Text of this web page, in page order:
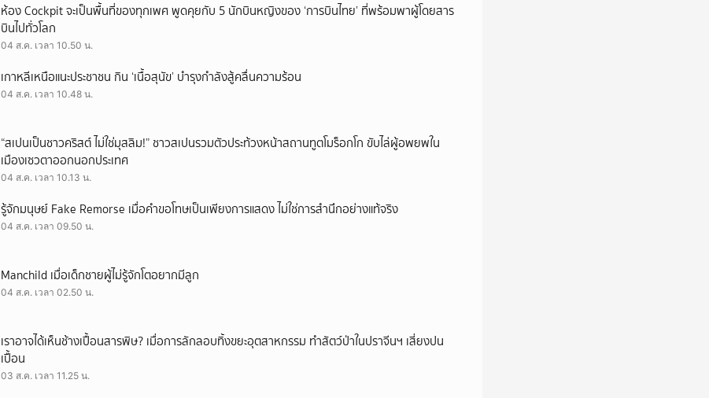
ห้อง Cockpit จะเป็นพื้นที่ของทุกเพศ พูดคุยกับ 5 นักบินหญิงของ ‘การบินไทย’ ที่พร้อมพาผู้โดยสาร
บินไปทั่วโลก
04 ส.ค. เวลา 10.50 น.
เกาหลีเหนือแนะประชาชน กิน ‘เนื้อสุนัข’ บำรุงกำลังสู้คลื่นความร้อน
04 ส.ค. เวลา 10.48 น.
“สเปนเป็นชาวคริสต์ ไม่ใช่มุสลิม!” ชาวสเปนรวมตัวประท้วงหน้าสถานทูตโมร็อกโก ขับไล่ผู้อพยพใน
เมืองเซวตาออกนอกประเทศ
04 ส.ค. เวลา 10.13 น.
รู้จักมนุษย์ Fake Remorse เมื่อคำขอโทษเป็นเพียงการแสดง ไม่ใช่การสำนึกอย่างแท้จริง
04 ส.ค. เวลา 09.50 น.
Manchild เมื่อเด็กชายผู้ไม่รู้จักโตอยากมีลูก
04 ส.ค. เวลา 02.50 น.
เราอาจได้เห็นช้างเปื้อนสารพิษ? เมื่อการลักลอบทิ้งขยะอุตสาหกรรม ทำสัตว์ป่าในปราจีนฯ เสี่ยงปน
เปื้อน
03 ส.ค. เวลา 11.25 น.